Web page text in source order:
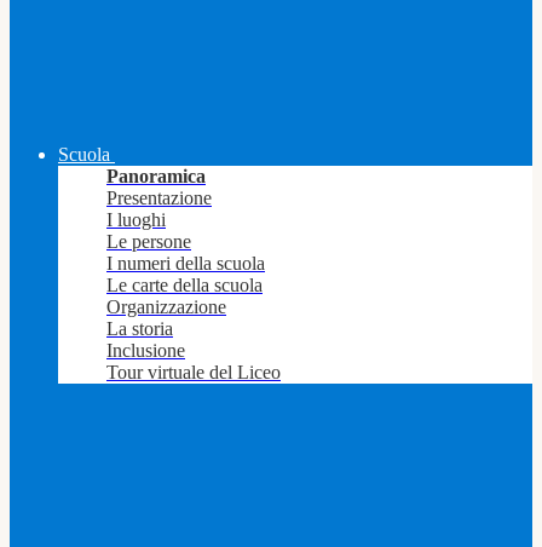
Scuola
Panoramica
Presentazione
I luoghi
Le persone
I numeri della scuola
Le carte della scuola
Organizzazione
La storia
Inclusione
Tour virtuale del Liceo